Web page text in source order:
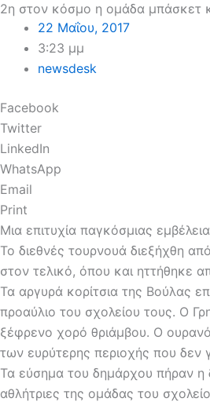
2η στον κόσμο η ομάδα μπάσκετ
22 Μαΐου, 2017
3:23 μμ
newsdesk
Facebook
Twitter
LinkedIn
WhatsApp
Email
Print
Μια επιτυχία παγκόσμιας
Το διεθνές τουρνουά διεξήχθη
στον τελικό, όπου και ηττήθηκε
Τα αργυρά κορίτσια της Βούλας
προαύλιο του σχολείου τους. Ο
ξέφρενο χορό θριάμβου. Ο
των ευρύτερης περιοχής που δεν
Τα εύσημα του δημάρχου πήραν η
αθλήτριες της ομάδας του